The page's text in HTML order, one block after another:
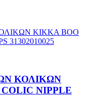
ΚΟΛΙΚΩΝ
NIPPLE